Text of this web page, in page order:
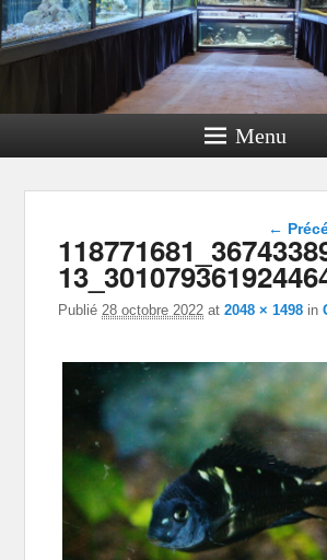
Menu
←
Publié 28 octobre 2022 at2048 × 1498 in